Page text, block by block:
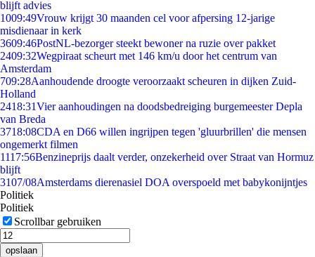
blijft advies
1009:49Vrouw krijgt 30 maanden cel voor afpersing 12-jarige
misdienaar in kerk
3609:46PostNL-bezorger steekt bewoner na ruzie over pakket
2409:32Wegpiraat scheurt met 146 km/u door het centrum van
Amsterdam
709:28Aanhoudende droogte veroorzaakt scheuren in dijken Zuid-
Holland
2418:31Vier aanhoudingen na doodsbedreiging burgemeester Depla
van Breda
3718:08CDA en D66 willen ingrijpen tegen 'gluurbrillen' die mensen
ongemerkt filmen
1117:56Benzineprijs daalt verder, onzekerheid over Straat van Hormuz
blijft
3107/08Amsterdams dierenasiel DOA overspoeld met babykonijntjes
Politiek
Politiek
Scrollbar gebruiken
opslaan